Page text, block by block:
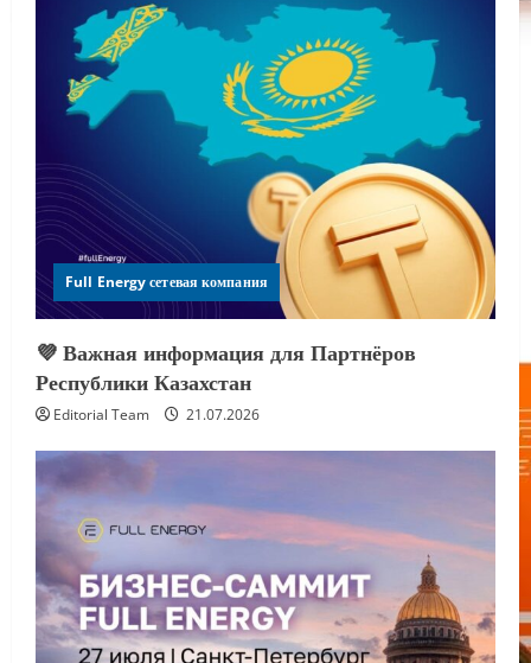
Full Energy сетевая компания
💜 Важная информация для Партнёров
Республики Казахстан
Editorial Team 21.07.2026